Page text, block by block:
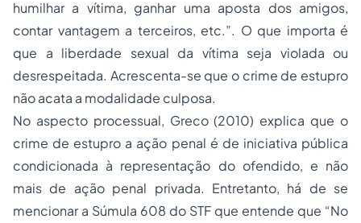
humilhar a vítima, ganhar uma aposta dos amigos,
contar vantagem a terceiros, etc.”. O que importa é
que a liberdade sexual da vítima seja violada ou
desrespeitada. Acrescenta-se que o crime de estupro
não acata a modalidade culposa.
No aspecto processual, Greco (2010) explica que o
crime de estupro a ação penal é de iniciativa pública
condicionada à representação do ofendido, e não
mais de ação penal privada. Entretanto, há de se
mencionar a Súmula 608 do STF que entende que “No